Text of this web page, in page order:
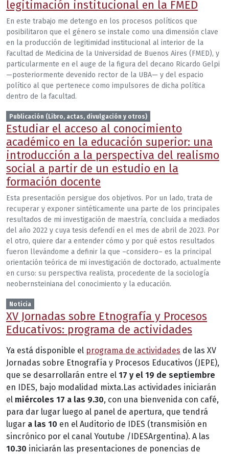
legitimación institucional en la FMED
En este trabajo me detengo en los procesos políticos que
posibilitaron que el género se instale como una dimensión clave
en la producción de legitimidad institucional al interior de la
Facultad de Medicina de la Universidad de Buenos Aires (FMED), y
particularmente en el auge de la figura del decano Ricardo Gelpi
—posteriormente devenido rector de la UBA— y del espacio
político al que pertenece como impulsores de dicha política
dentro de la facultad.
Publicación (Libro, actas, divulgación y otros)
Estudiar el acceso al conocimiento
académico en la educación superior: una
introducción a la perspectiva del realismo
social a partir de un estudio en la
formación docente
Esta presentación persigue dos objetivos. Por un lado, trata de
recuperar y exponer sintéticamente una parte de los principales
resultados de mi investigación de maestría, concluida a mediados
del año 2022 y cuya tesis defendí en el mes de abril de 2023. Por
el otro, quiere dar a entender cómo y por qué estos resultados
fueron llevándome a definir la que –considero– es la principal
orientación teórica de mi investigación de doctorado, actualmente
en curso: su perspectiva realista, procedente de la sociología
neobernsteiniana del conocimiento y la educación.
Noticia
XV Jornadas sobre Etnografía y Procesos
Educativos: programa de actividades
Ya está disponible el programa de actividades de las XV
Jornadas sobre Etnografía y Procesos Educativos (JEPE),
que se desarrollarán entre el 17 y el 19 de septiembre
en IDES, bajo modalidad mixta.Las actividades iniciarán
el miércoles 17 a las 9.30, con una bienvenida con café,
para dar lugar luego al panel de apertura, que tendrá
lugar a las 10 en el Auditorio de IDES (transmisión en
sincrónico por el canal Youtube /IDESArgentina). A las
10.30 iniciarán las presentaciones de ponencias de